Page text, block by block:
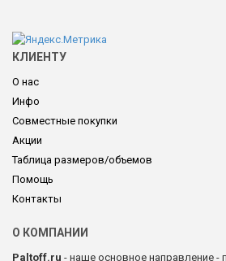
КЛИЕНТУ
О нас
Инфо
Совместные покупки
Акции
Таблица размеров/объемов
Помощь
Контакты
О КОМПАНИИ
Paltoff.ru - наше основное направление -